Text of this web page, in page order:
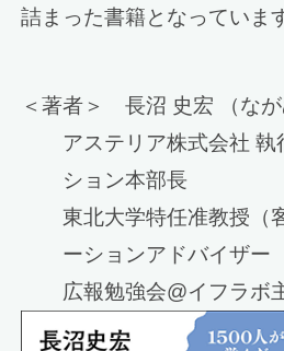
詰まった書籍となっていま
＜著者＞ 長沼 史宏 （な
アステリア株式会社
ション本部長
東北大学特任准教授（
ーションアドバイザー
広報勉強会@イフラボ